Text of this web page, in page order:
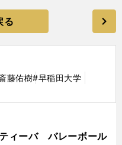
る
藤佑樹#早稲田大学
ィーバ バレーボール